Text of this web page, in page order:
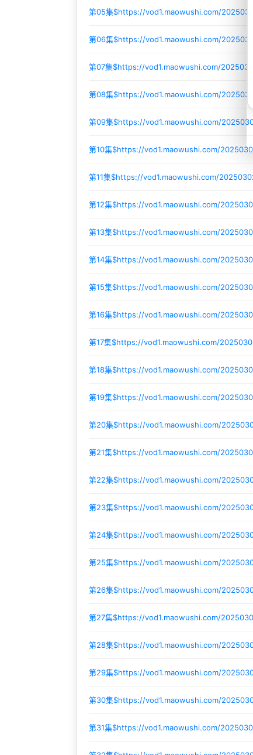
第05集$https://vod1.maowushi.com/
第06集$https://vod1.maowushi.com/
第07集$https://vod1.maowushi.com/
第08集$https://vod1.maowushi.com/
第09集$https://vod1.maowushi.com/
第10集$https://vod1.maowushi.com/
第11集$https://vod1.maowushi.com/
第12集$https://vod1.maowushi.com/
第13集$https://vod1.maowushi.com/
第14集$https://vod1.maowushi.com/
第15集$https://vod1.maowushi.com/
第16集$https://vod1.maowushi.com/
第17集$https://vod1.maowushi.com/
第18集$https://vod1.maowushi.com/
第19集$https://vod1.maowushi.com/
第20集$https://vod1.maowushi.com/
第21集$https://vod1.maowushi.com/
第22集$https://vod1.maowushi.com/
第23集$https://vod1.maowushi.com/
第24集$https://vod1.maowushi.com/
第25集$https://vod1.maowushi.com/
第26集$https://vod1.maowushi.com/
第27集$https://vod1.maowushi.com/
第28集$https://vod1.maowushi.com/
第29集$https://vod1.maowushi.com/
第30集$https://vod1.maowushi.com/
第31集$https://vod1.maowushi.com/